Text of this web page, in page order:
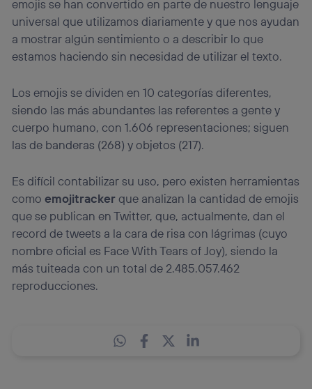
emojis se han convertido en parte de nuestro lenguaje
universal que utilizamos diariamente y que nos ayudan
a mostrar algún sentimiento o a describir lo que
estamos haciendo sin necesidad de utilizar el texto.
Los emojis se dividen en 10 categorías diferentes,
siendo las más abundantes las referentes a gente y
cuerpo humano, con 1.606 representaciones; siguen
las de banderas (268) y objetos (217).
Es difícil contabilizar su uso, pero existen herramientas
comoemojitrackerque analizan la cantidad de emojis
que se publican en Twitter, que, actualmente, dan el
record de tweets a la cara de risa con lágrimas (cuyo
nombre oficial es Face With Tears of Joy), siendo la
más tuiteada con un total de 2.485.057.462
reproducciones.